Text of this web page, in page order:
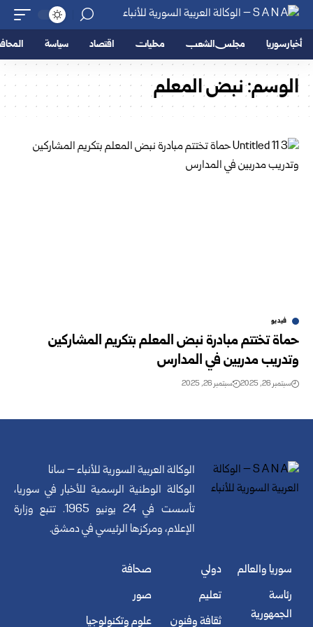
أخبار سوريا مجلس الشعب محليات اقتصاد سياسة
الوسم:نبض المعلم
فيديو
حماة تختتم مبادرة نبض المعلم بتكريم المشاركين
وتدريب مدربين في المدارس
سبتمبر 26, 2025 سبتمبر 26, 2025
الوكالة العربية السورية للأنباء – سانا
الوكالة الوطنية الرسمية للأخبار في سوريا،
تأسست في 24 يونيو 1965. تتبع وزارة
الإعلام، ومركزها الرئيسي في دمشق.
سوريا والعالم
رئاسة
الجمهورية
دولي
تعليم
ثقافة وفنون
صحافة
صور
علوم وتكنولوجيا